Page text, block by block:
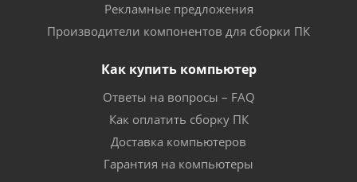
Рекламные предложения
Производители компонентов для сборки ПК
Как купить компьютер
Ответы на вопросы – FAQ
Как оплатить сборку ПК
Доставка компьютеров
Гарантия на компьютеры